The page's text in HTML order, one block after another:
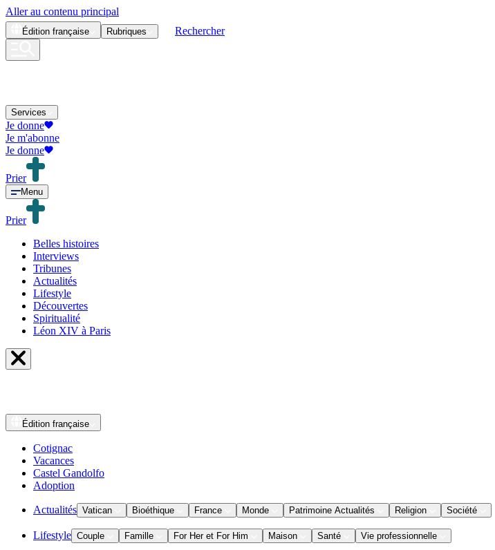
Aller au contenu principal
Édition française Rubriques Rechercher
Services
Je donne
Je m'abonne
Je donne
Prier
Menu
Prier
Belles histoires
Interviews
Tribunes
Actualités
Lifestyle
Découvertes
Spiritualité
Léon XIV à Paris
Édition française
Cotignac
Vacances
Castel Gandolfo
Adoption
Actualités Vatican Bioéthique France Monde Patrimoine Actualités Religion Société
Lifestyle Couple Famille For Her et For Him Maison Santé Vie professionnelle